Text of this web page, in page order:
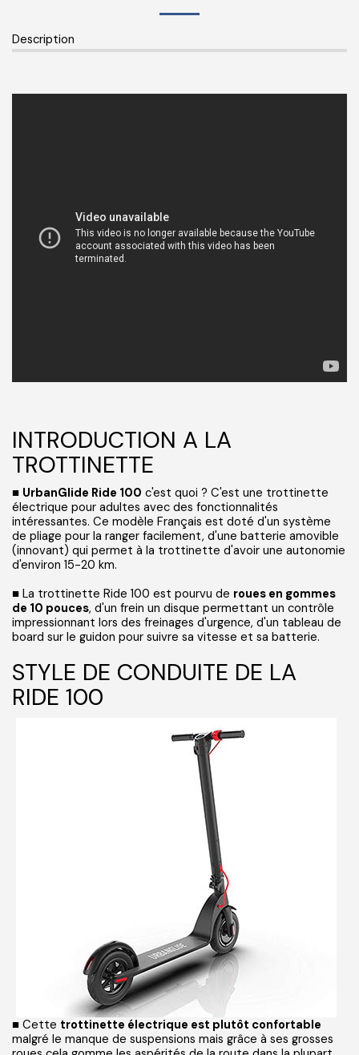
Description
INTRODUCTION A LA
TROTTINETTE
■ UrbanGlide Ride 100 c'est quoi ? C'est une trottinette
électrique pour adultes avec des fonctionnalités
intéressantes. Ce modèle Français est doté d'un système
de pliage pour la ranger facilement, d'une batterie amovible
(innovant) qui permet à la trottinette d'avoir une autonomie
d'environ 15-20 km.
■ La trottinette Ride 100 est pourvu de roues en gommes
de 10 pouces, d'un frein un disque permettant un contrôle
impressionnant lors des freinages d'urgence, d'un tableau de
board sur le guidon pour suivre sa vitesse et sa batterie.
STYLE DE CONDUITE DE LA
RIDE 100
■ Cette trottinette électrique est plutôt confortable
malgré le manque de suspensions mais grâce à ses grosses